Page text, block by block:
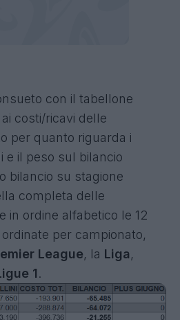
con il tabellone
costi/ricavi delle
per quanto riguarda i
e il peso sul bilancio
bilancio su stagione
completa delle
in ordine alfabetico le 12
per campionato,
League, la Liga,
1.